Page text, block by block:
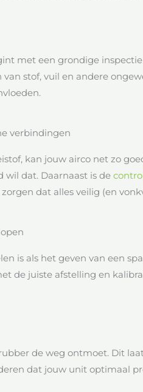
met een grondige
stof, vuil en andere
verbindingen
kan jouw airco net zo
wil dat. Daarnaast is de
dat alles veilig (en
is als het geven van een
de juiste afstelling en
de weg ontmoet. Dit
dat jouw unit optimaal